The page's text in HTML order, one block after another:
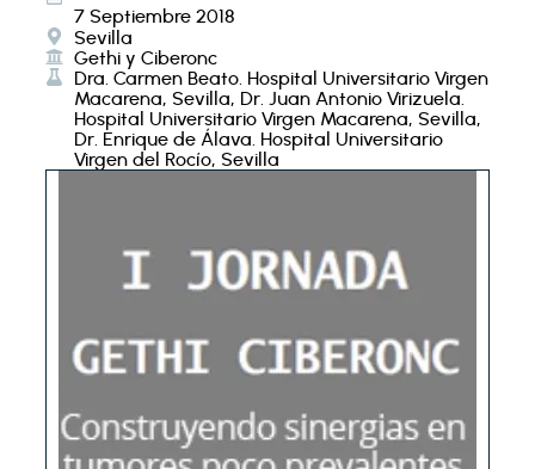
7 Septiembre 2018
Sevilla
Gethi y Ciberonc
Dra. Carmen Beato. Hospital Universitario Virgen
Macarena, Sevilla, Dr. Juan Antonio Virizuela.
Hospital Universitario Virgen Macarena, Sevilla,
Dr. Enrique de Álava. Hospital Universitario
Virgen del Rocío, Sevilla